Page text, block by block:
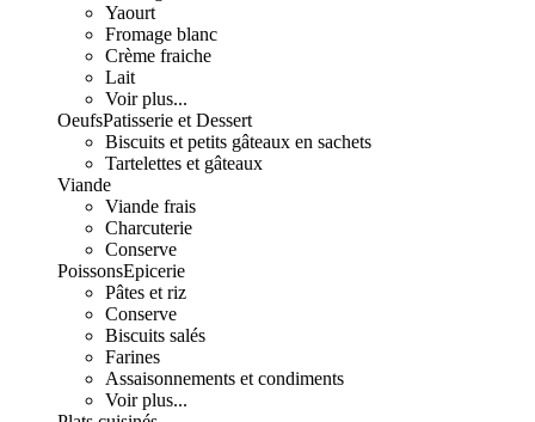
Yaourt
Fromage blanc
Crème fraiche
Lait
Voir plus...
OeufsPatisserie et Dessert
Biscuits et petits gâteaux en sachets
Tartelettes et gâteaux
Viande
Viande frais
Charcuterie
Conserve
PoissonsEpicerie
Pâtes et riz
Conserve
Biscuits salés
Farines
Assaisonnements et condiments
Voir plus...